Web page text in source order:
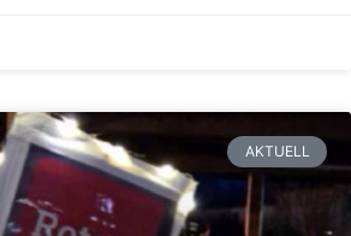
AKTUELL